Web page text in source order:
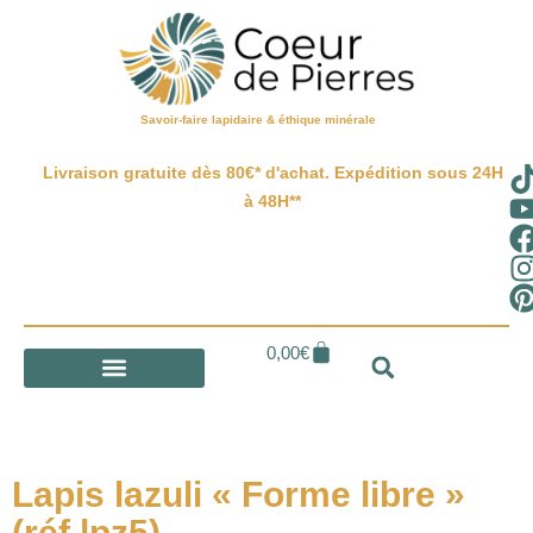
Savoir-faire lapidaire & éthique minérale
Livraison gratuite dès 80€* d'achat. Expédition sous 24H
à 48H**
0,00€
Lapis lazuli « Forme libre »